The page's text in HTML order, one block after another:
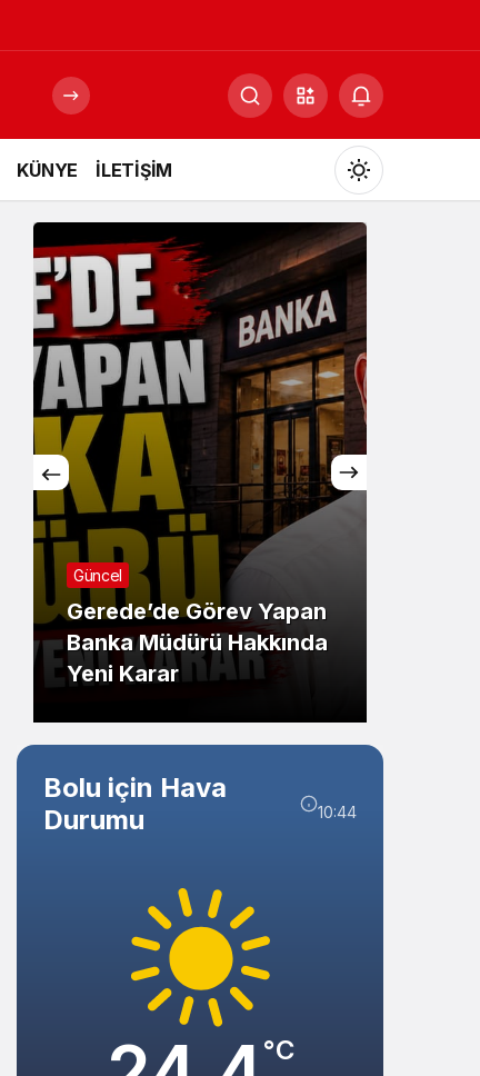
KÜNYE İLETİŞİM
Mod
değiştir
Gündüz Modu
Gündüz modunu seçin.
Gece Modu
Gece modunu seçin.
Sistem Modu
Sistem modunu seçin.
Güncel
Gerede’de Görev Yapan
Banka Müdürü Hakkında
Yeni Karar
Bolu için Hava
Durumu
10:44
°C